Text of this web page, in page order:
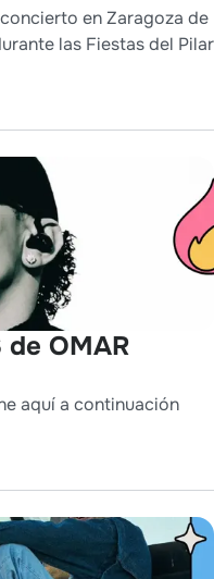
en Zaragoza de
las Fiestas del Pilar
de OMAR
aquí a continuación